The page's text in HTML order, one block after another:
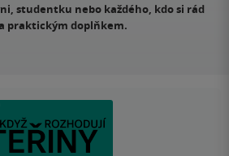
studentku nebo každého, kdo si rád
praktickým doplňkem.